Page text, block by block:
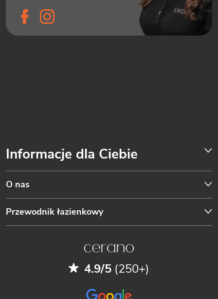
Informacje dla Ciebie
O nas
Przewodnik łazienkowy
4.9/5 (250+)